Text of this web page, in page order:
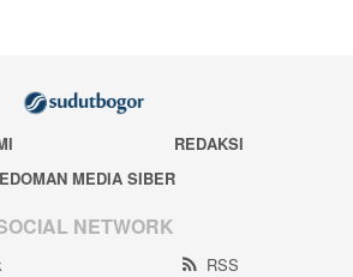
REDAKSI
MEDIA SIBER
NETWORK
RSS